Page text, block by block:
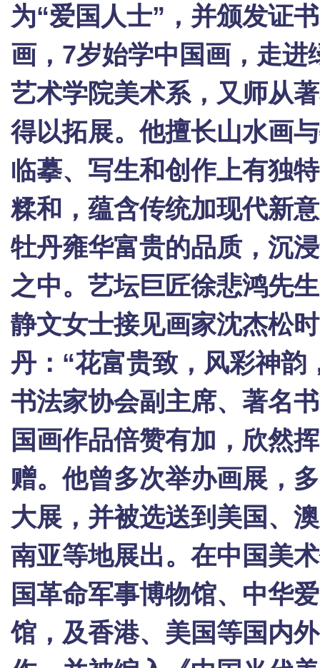
为“爱国人士”，并颁发证
画，7岁始学中国画，走
艺术学院美术系，又师从
得以拓展。他擅长山水画
临摹、写生和创作上有独
糅和，蕴含传统加现代新
牡丹雍华富贵的品质，沉
之中。艺坛巨匠徐悲鸿先
静文女士接见画家沈杰松
丹：“花富贵致，风彩神韵
书法家协会副主席、著名
国画作品倍赞有加，欣然
赠。他曾多次举办画展，
大展，并被选送到美国、
南亚等地展出。在中国美
国革命军事博物馆、中华
馆，及香港、美国等国内